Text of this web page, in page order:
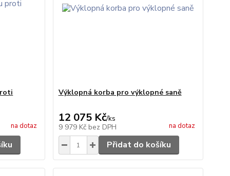
na dotaz
Výklopná korba pro výklopné saně
12 075 Kč/ks
9 979 Kč bez DPH na dotaz
Přidat do košíku